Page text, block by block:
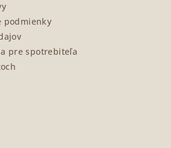
podmienky
pre spotrebiteľa